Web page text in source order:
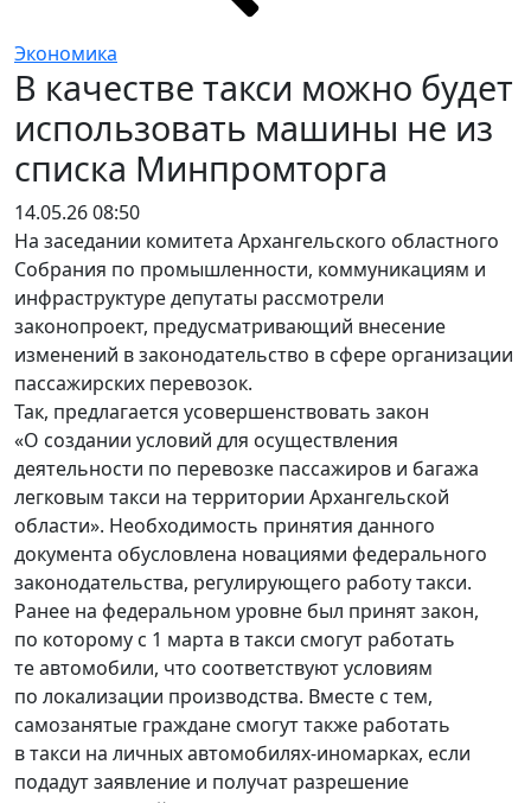
Экономика
В качестве такси можно будет
использовать машины не из
списка Минпромторга
14.05.26 08:50
На заседании комитета Архангельского областного
Собрания по промышленности, коммуникациям и
инфраструктуре депутаты рассмотрели
законопроект, предусматривающий внесение
изменений в законодательство в сфере организации
пассажирских перевозок.
Так, предлагается усовершенствовать закон
«О создании условий для осуществления
деятельности по перевозке пассажиров и багажа
легковым такси на территории Архангельской
области». Необходимость принятия данного
документа обусловлена новациями федерального
законодательства, регулирующего работу такси.
Ранее на федеральном уровне был принят закон,
по которому с 1 марта в такси смогут работать
те автомобили, что соответствуют условиям
по локализации производства. Вместе с тем,
самозанятые граждане смогут также работать
в такси на личных автомобилях-иномарках, если
подадут заявление и получат разрешение